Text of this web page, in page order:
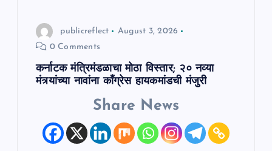
publicreflect
August 3, 2026
0 Comments
कर्नाटक मंत्रिमंडळाचा मोठा विस्तार; २० नव्या
मंत्र्यांच्या नावांना काँग्रेस हायकमांडची मंजुरी
Share News